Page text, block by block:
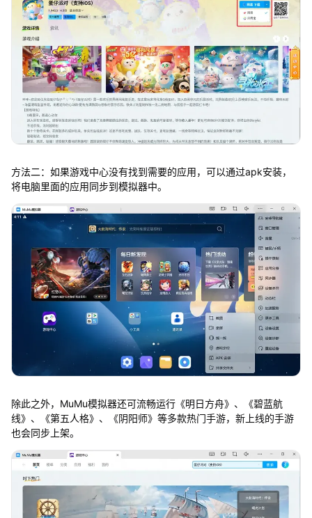
方法二：如果游戏中心没有找到需要的应用，可以通过apk安装，
将电脑里面的应用同步到模拟器中。
除此之外，MuMu模拟器还可流畅运行《明日方舟》、《碧蓝航
线》、《第五人格》、《阴阳师》等多款热门手游，新上线的手游
也会同步上架。